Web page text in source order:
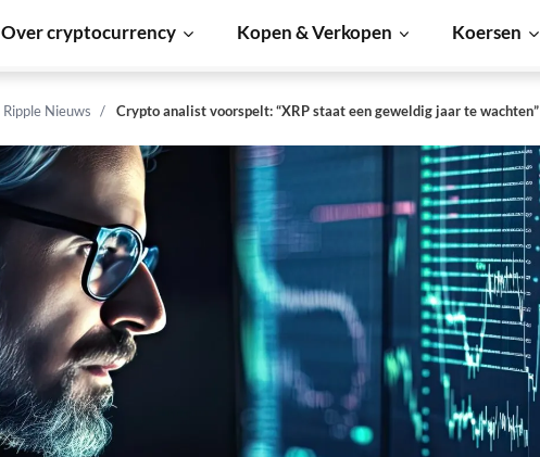
Over cryptocurrency Kopen & Verkopen Koersen
Ripple Nieuws Crypto analist voorspelt: “XRP staat een geweldig jaar te wachten”